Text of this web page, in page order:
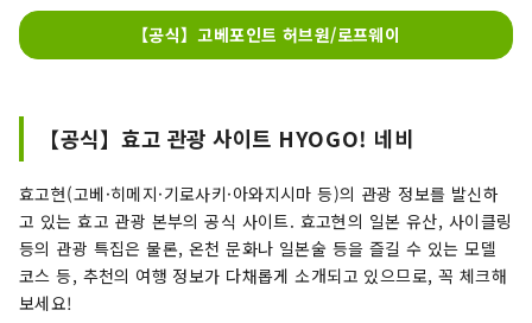
【공식】고베포인트 허브원/로프웨이
【공식】효고 관광 사이트 HYOGO! 네비
효고현(고베·히메지·기로사키·아와지시마 등)의 관광 정보를 발신하
고 있는 효고 관광 본부의 공식 사이트. 효고현의 일본 유산, 사이클링
등의 관광 특집은 물론, 온천 문화나 일본술 등을 즐길 수 있는 모델
코스 등, 추천의 여행 정보가 다채롭게 소개되고 있으므로, 꼭 체크해
보세요!